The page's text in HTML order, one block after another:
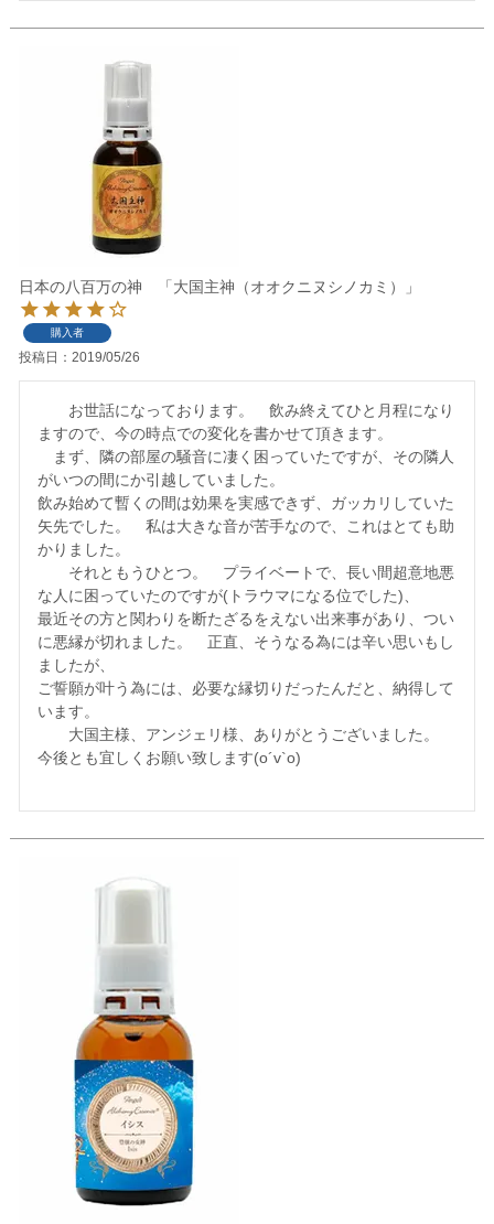
日本の八百万の神 「大国主神（オオクニヌシノカミ）」
購入者
投稿日 2019/05/26
お世話になっております。　飲み終えてひと月程になり
ますので、今の時点での変化を書かせて頂きます。
まず、隣の部屋の騒音に凄く困っていたですが、その隣人
がいつの間にか引越していました。
飲み始めて暫くの間は効果を実感できず、ガッカリしていた
矢先でした。　私は大きな音が苦手なので、これはとても助
かりました。
それともうひとつ。　プライベートで、長い間超意地悪
な人に困っていたのですが(トラウマになる位でした)、
最近その方と関わりを断たざるをえない出来事があり、つい
に悪縁が切れました。　正直、そうなる為には辛い思いもし
ましたが、
ご誓願が叶う為には、必要な縁切りだったんだと、納得して
います。
大国主様、アンジェリ様、ありがとうございました。
今後とも宜しくお願い致します(о´v`о)